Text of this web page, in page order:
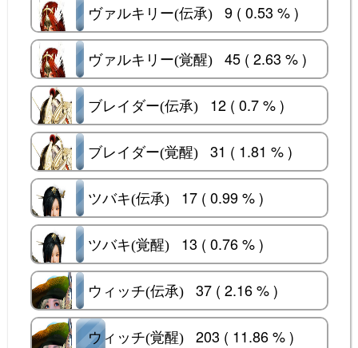
ヴァルキリー(伝承)
ヴァルキリー(伝承) 9 ( 0.53 % )
ヴァルキリー(覚醒)
ヴァルキリー(覚醒) 45 ( 2.63 % )
ブレイダー(伝承)
ブレイダー(伝承) 12 ( 0.7 % )
ブレイダー(覚醒)
ブレイダー(覚醒) 31 ( 1.81 % )
ツバキ(伝承)
ツバキ(伝承) 17 ( 0.99 % )
ツバキ(覚醒)
ツバキ(覚醒) 13 ( 0.76 % )
ウィッチ(伝承)
ウィッチ(伝承) 37 ( 2.16 % )
ウィッチ(覚醒)
ウィッチ(覚醒) 203 ( 11.86 % )